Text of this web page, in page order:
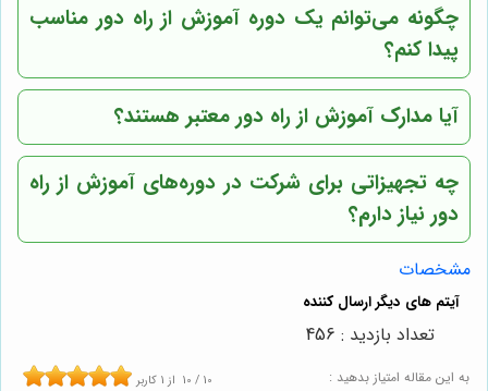
چگونه می‌توانم یک دوره آموزش از راه دور مناسب
پیدا کنم؟
آیا مدارک آموزش از راه دور معتبر هستند؟
چه تجهیزاتی برای شرکت در دوره‌های آموزش از راه
دور نیاز دارم؟
مشخصات
به این مقاله امتیاز بدهید : 10 / 10 از 1 کاربر
تعداد بازدید : 456